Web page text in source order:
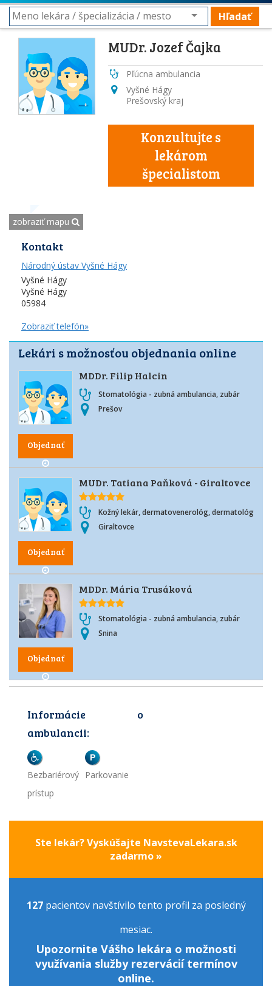
Hľadať
MUDr. Jozef Čajka
Pľúcna ambulancia
Vyšné Hágy
Prešovský kraj
Konzultujte s
lekárom
špecialistom
zobraziť mapu
Kontakt
Národný ústav Vyšné Hágy
Vyšné Hágy
Vyšné Hágy
05984
Zobraziť telefón»
Lekári s možnosťou objednania online
Objednať
MDDr. Filip Halcin
Stomatológia - zubná ambulancia, zubár
Prešov
Objednať
MUDr. Tatiana Paňková - Giraltovce
Kožný lekár, dermatovenerológ, dermatológ
Giraltovce
Objednať
MDDr. Mária Trusáková
Stomatológia - zubná ambulancia, zubár
Snina
Informácie o
ambulancii:
Bezbariérový
prístup
P
Parkovanie
Ste lekár? Vyskúšajte NavstevaLekara.sk
zadarmo »
127pacientov navštívilo tento profil za posledný
mesiac.
Upozornite Vášho lekára o možnosti
využívania služby rezervácií termínov
online.